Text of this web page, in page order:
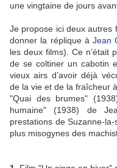
une vingtaine de jours
Je propose ici deux autres
donner la réplique àJean
les deux films). Ce n’était
de se coltiner un cabotin
vieux airs d’avoir déjà
de la vie et de la fraîcheur
"Quai des brumes"
humaine" (1938) de
prestations de Suzanne-
plus misogynes des